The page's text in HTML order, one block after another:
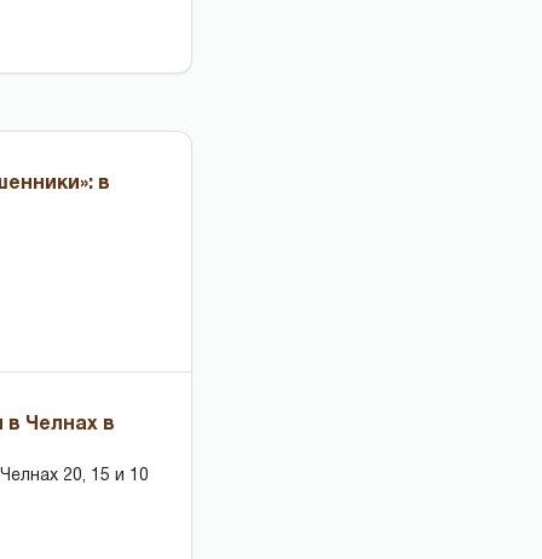
в
Челнах в
20, 15 и 10